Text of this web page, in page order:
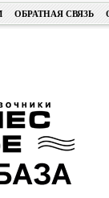
ОБРАТНАЯ СВЯЗЬ